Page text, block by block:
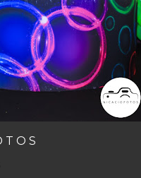
T O S